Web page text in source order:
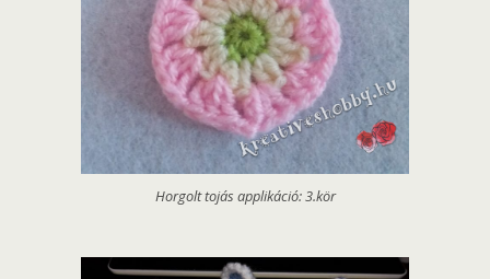
Horgolt tojás applikáció: 3.kör